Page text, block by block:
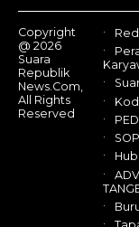
Copyright
@ 2026
Suara
Republik
News.Com,
All Rights
Reserved